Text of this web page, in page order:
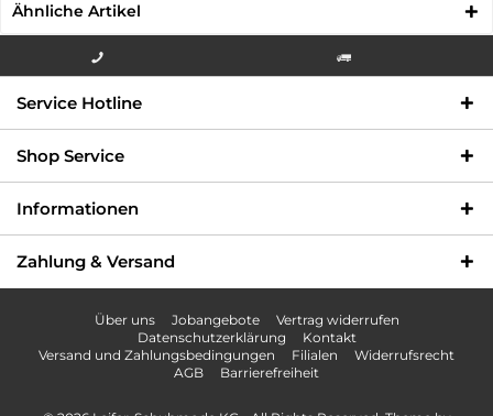
Ähnliche Artikel
000
Service Hotline
Shop Service
Informationen
Zahlung & Versand
Über uns Jobangebote
Vertrag widerrufen
Datenschutzerklärung
Kontakt
Versand und Zahlungsbedingungen
Filialen
Widerrufsrecht
AGB
Barrierefreiheit